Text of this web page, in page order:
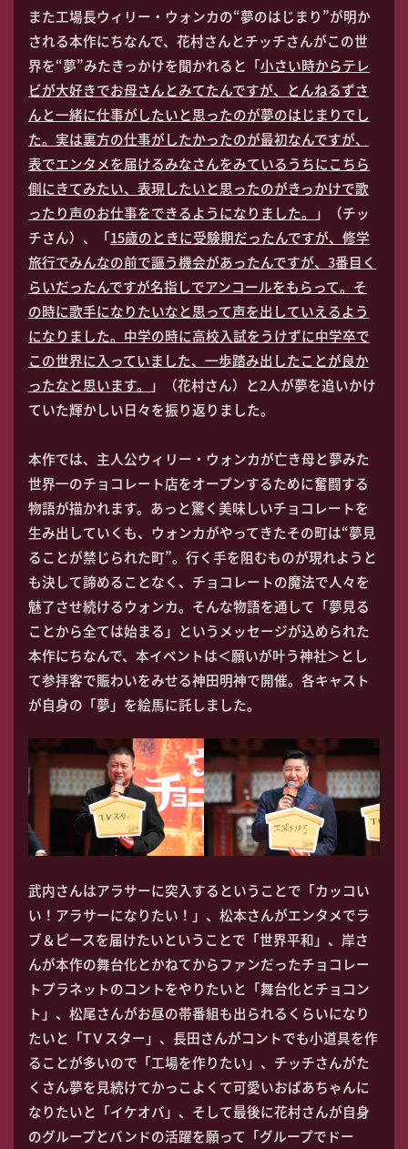
また工場長ウィリー・ウォンカの“夢のはじまり”が明か
される本作にちなんで、花村さんとチッチさんがこの世
界を“夢”みたきっかけを聞かれると「小さい時からテレ
ビが大好きでお母さんとみてたんですが、とんねるずさ
んと一緒に仕事がしたいと思ったのが夢のはじまりでし
た。実は裏方の仕事がしたかったのが最初なんですが、
表でエンタメを届けるみなさんをみているうちにこちら
側にきてみたい、表現したいと思ったのがきっかけで歌
ったり声のお仕事をできるようになりました。
」（チッ
チさん）、「15歳のときに受験期だったんですが、修学
旅行でみんなの前で謳う機会があったんですが、3番目く
らいだったんですが名指しでアンコールをもらって。そ
の時に歌手になりたいなと思って声を出していえるよう
になりました。中学の時に高校入試をうけずに中学卒で
この世界に入っていました、一歩踏み出したことが良か
ったなと思います。
」（花村さん）と2人が夢を追いかけ
ていた輝かしい日々を振り返りました。
本作では、主人公ウィリー・ウォンカが亡き母と夢みた
世界一のチョコレート店をオープンするために奮闘する
物語が描かれます。あっと驚く美味しいチョコレートを
生み出していくも、ウォンカがやってきたその町は“夢見
ることが禁じられた町”。行く手を阻むものが現れようと
も決して諦めることなく、チョコレートの魔法で人々を
魅了させ続けるウォンカ。そんな物語を通して「夢見る
ことから全ては始まる」というメッセージが込められた
本作にちなんで、本イベントは＜願いが叶う神社＞とし
て参拝客で賑わいをみせる神田明神で開催。各キャスト
が自身の「夢」を絵馬に託しました。
武内さんはアラサーに突入するということで「カッコい
い！アラサーになりたい！」、松本さんがエンタメでラ
ブ＆ピースを届けたいということで「世界平和」、岸さ
んが本作の舞台化とかねてからファンだったチョコレー
トプラネットのコントをやりたいと「舞台化とチョコン
ト」、松尾さんがお昼の帯番組も出られるくらいになり
たいと「TＶスター」、長田さんがコントでも小道具を作
ることが多いので「工場を作りたい」、チッチさんがた
くさん夢を見続けてかっこよくて可愛いおばあちゃんに
なりたいと「イケオバ」、そして最後に花村さんが自身
のグループとバンドの活躍を願って「グループでドー